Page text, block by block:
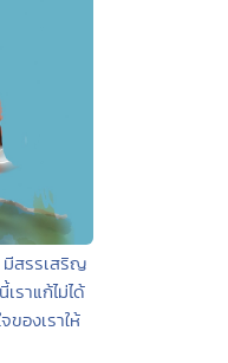
มีสรรเสริญ
ราแก้ไม่ได้
ของเราให้